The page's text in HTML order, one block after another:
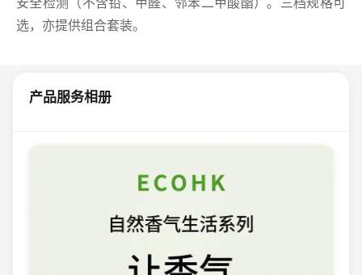
安全检测（不含铅、甲醛、邻苯二甲酸酯）。三档规格可
选，亦提供组合套装。
产品服务相册